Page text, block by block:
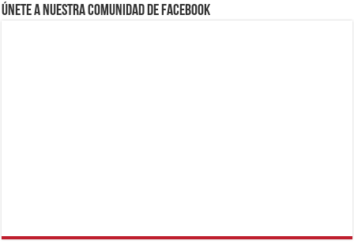
Únete a nuestra comunidad de Facebook